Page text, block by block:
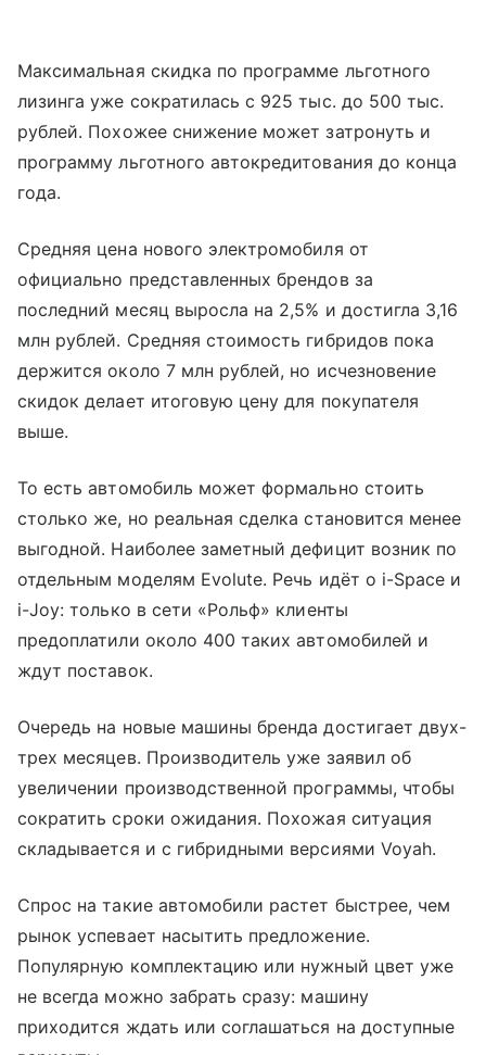
Максимальная скидка по программе льготного
лизинга уже сократилась с 925 тыс. до 500 тыс.
рублей. Похожее снижение может затронуть и
программу льготного автокредитования до конца
года.
Средняя цена нового электромобиля от
официально представленных брендов за
последний месяц выросла на 2,5% и достигла 3,16
млн рублей. Средняя стоимость гибридов пока
держится около 7 млн рублей, но исчезновение
скидок делает итоговую цену для покупателя
выше.
То есть автомобиль может формально стоить
столько же, но реальная сделка становится менее
выгодной. Наиболее заметный дефицит возник по
отдельным моделям Evolute. Речь идёт о i-Space и
i-Joy: только в сети «Рольф» клиенты
предоплатили около 400 таких автомобилей и
ждут поставок.
Очередь на новые машины бренда достигает двух-
трех месяцев. Производитель уже заявил об
увеличении производственной программы, чтобы
сократить сроки ожидания. Похожая ситуация
складывается и с гибридными версиями Voyah.
Спрос на такие автомобили растет быстрее, чем
рынок успевает насытить предложение.
Популярную комплектацию или нужный цвет уже
не всегда можно забрать сразу: машину
приходится ждать или соглашаться на доступные